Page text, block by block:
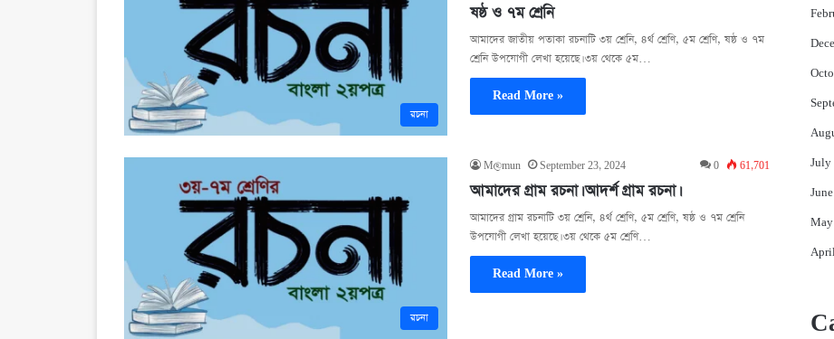
রচনা
ষষ্ঠ ও ৭ম শ্রেনি
আমাদের জাতীয় পতাকা রচনাটি ৩য় শ্রেনি, ৪র্থ শ্রেণি, ৫ম শ্রেণি, ষষ্ঠ ও ৭ম
শ্রেনি উপযোগী লেখা হয়েছে। ৩য় থেকে ৫ম…
Read More »
রচনা
M@mun September 23, 2024 0 61,701
আমাদের গ্রাম রচনা। আদর্শ গ্রাম রচনা।
আমাদের গ্রাম রচনাটি ৩য় শ্রেনি, ৪র্থ শ্রেণি, ৫ম শ্রেণি, ষষ্ঠ ও ৭ম শ্রেনি
উপযোগী লেখা হয়েছে। ৩য় থেকে ৫ম শ্রেণি…
Read More »
July